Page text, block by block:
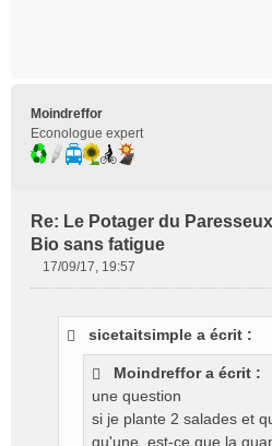
Moindreffor
Econologue expert
Re: Le Potager du
Bio sans fatigue
17/09/17, 19:57
sicetaitsimple a écrit :
Moindreffor a écrit :
une question
si je plante 2 salades et
qu'une, est-ce que la